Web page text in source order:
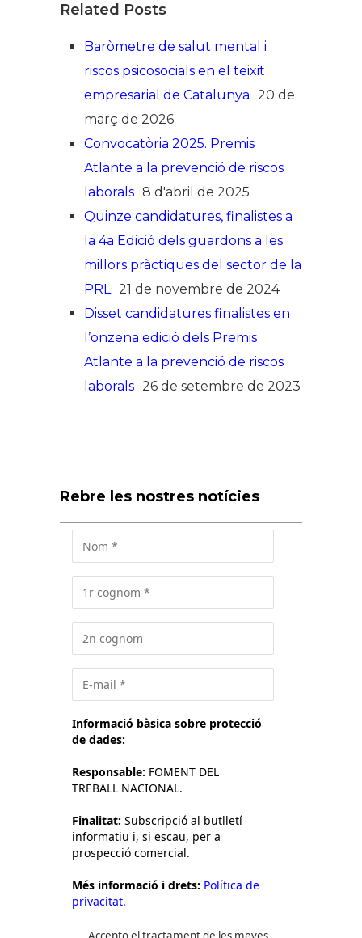
Related Posts
Baròmetre de salut mental i
riscos psicosocials en el teixit
empresarial de Catalunya 20 de
març de 2026
Convocatòria 2025. Premis
Atlante a la prevenció de riscos
laborals 8 d'abril de 2025
Quinze candidatures, finalistes a
la 4a Edició dels guardons a les
millors pràctiques del sector de la
PRL 21 de novembre de 2024
Disset candidatures finalistes en
l’onzena edició dels Premis
Atlante a la prevenció de riscos
laborals 26 de setembre de 2023
Rebre les nostres notícies
Informació bàsica sobre protecció
de dades:
Responsable: FOMENT DEL
TREBALL NACIONAL.
Finalitat: Subscripció al butlletí
informatiu i, si escau, per a
prospecció comercial.
Més informació i drets: Política de
privacitat.